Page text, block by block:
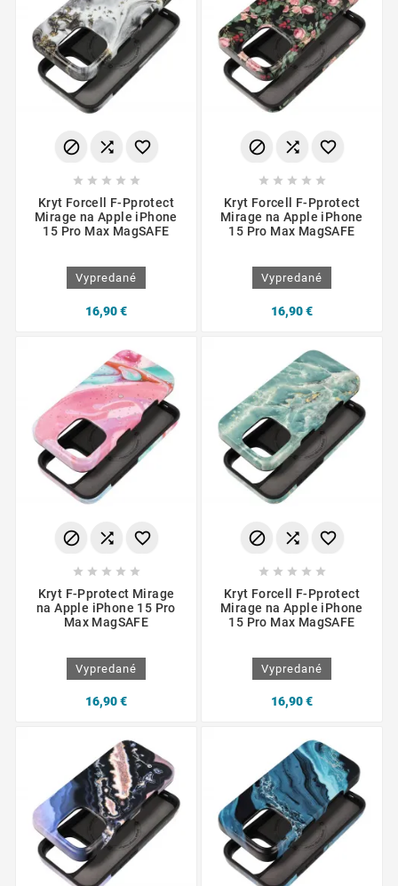
  
    
Kryt Forcell F-Pprotect
Mirage na Apple iPhone
15 Pro Max MagSAFE
Vypredané
16,90 €
  
    
Kryt Forcell F-Pprotect
Mirage na Apple iPhone
15 Pro Max MagSAFE
Vypredané
16,90 €
  
    
Kryt F-Pprotect Mirage
na Apple iPhone 15 Pro
Max MagSAFE
Vypredané
16,90 €
  
    
Kryt Forcell F-Pprotect
Mirage na Apple iPhone
15 Pro Max MagSAFE
Vypredané
16,90 €